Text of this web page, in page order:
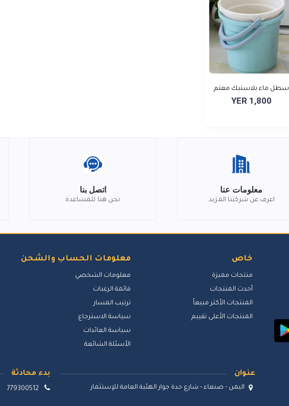
سطل ماء بلاستيك معتم
14...
YER 1,800
معلومات عنا
اعرف عن شركتنا المزيد.
اتصل بنا
نحن هنا للمساعدة
خاص
منتجات مميزة
أحدث المنتجات
المنتجات الأكثر مبيعاً
المنتجات الأعلى تقييم
معلومات الحساب والشحن
معلومات الشخصي
قائمة الرغبات
ترتيب المسار
سياسة الاسترجاع
سياسة العائدات
الأسئلة الشائعة
بدء محادثة
779300512
عنوان
اليمن - صنعاء - شارع حدة جوار الهئية العامة للإستثمار